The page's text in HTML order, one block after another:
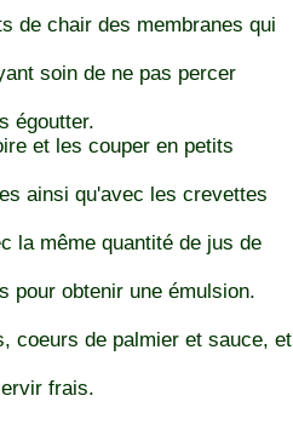
de chair des membranes qui
soin de ne pas percer
égoutter.
et les couper en petits
ainsi qu'avec les crevettes
la même quantité de jus de
pour obtenir une émulsion.
coeurs de palmier et sauce, et
frais.